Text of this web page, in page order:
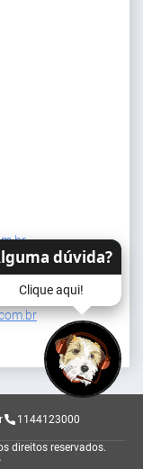
1144123000
direitos reservados.
dúvida?
Clique aqui!